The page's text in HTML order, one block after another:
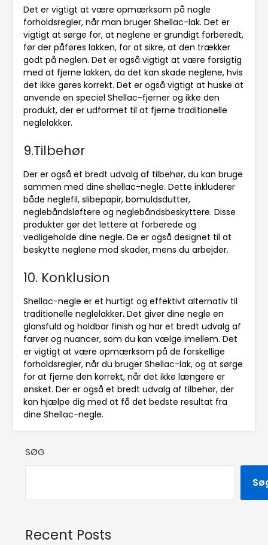
Det er vigtigt at være opmærksom på nogle
forholdsregler, når man bruger Shellac-lak. Det er
vigtigt at sørge for, at neglene er grundigt forberedt,
før der påføres lakken, for at sikre, at den trækker
godt på neglen. Det er også vigtigt at være forsigtig
med at fjerne lakken, da det kan skade neglene, hvis
det ikke gøres korrekt. Det er også vigtigt at huske at
anvende en speciel Shellac-fjerner og ikke den
produkt, der er udformet til at fjerne traditionelle
neglelakker.
9.Tilbehør
Der er også et bredt udvalg af tilbehør, du kan bruge
sammen med dine shellac-negle. Dette inkluderer
både neglefil, slibepapir, bomuldsdutter,
neglebåndsløftere og neglebåndsbeskyttere. Disse
produkter gør det lettere at forberede og
vedligeholde dine negle. De er også designet til at
beskytte neglene mod skader, mens du arbejder.
10. Konklusion
Shellac-negle er et hurtigt og effektivt alternativ til
traditionelle neglelakker. Det giver dine negle en
glansfuld og holdbar finish og har et bredt udvalg af
farver og nuancer, som du kan vælge imellem. Det
er vigtigt at være opmærksom på de forskellige
forholdsregler, når du bruger Shellac-lak, og at sørge
for at fjerne den korrekt, når det ikke længere er
ønsket. Der er også et bredt udvalg af tilbehør, der
kan hjælpe dig med at få det bedste resultat fra
dine Shellac-negle.
SØG
Recent Posts